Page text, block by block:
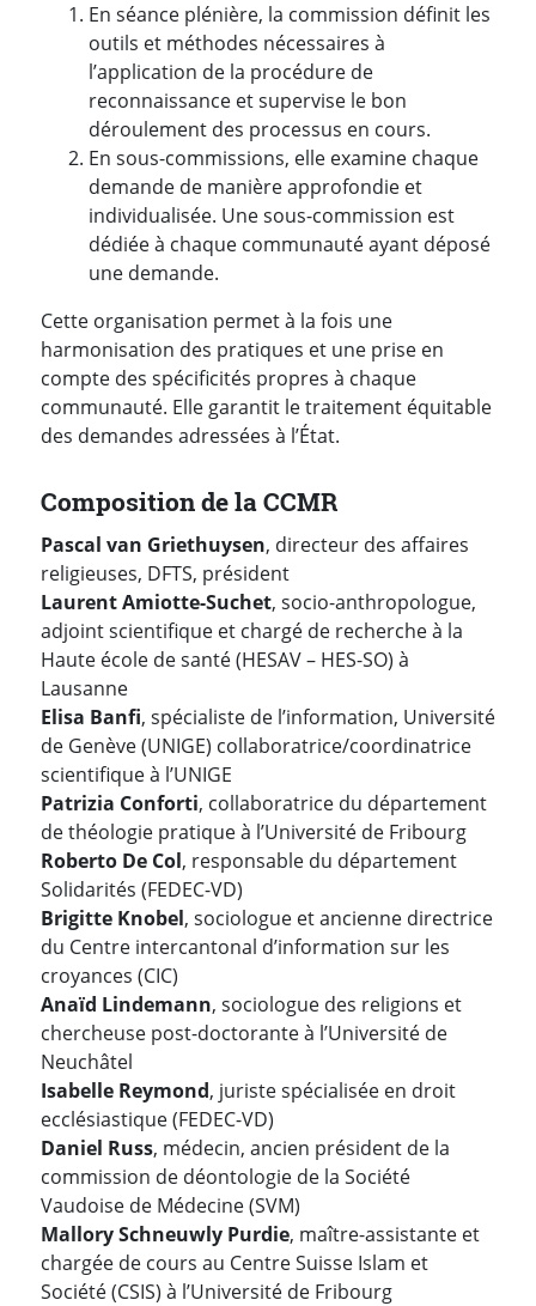
En séance plénière, la commission définit les
outils et méthodes nécessaires à
l’application de la procédure de
reconnaissance et supervise le bon
déroulement des processus en cours.
En sous-commissions, elle examine chaque
demande de manière approfondie et
individualisée. Une sous-commission est
dédiée à chaque communauté ayant déposé
une demande.
Cette organisation permet à la fois une
harmonisation des pratiques et une prise en
compte des spécificités propres à chaque
communauté. Elle garantit le traitement équitable
des demandes adressées à l’État.
Composition de la CCMR
Pascal van Griethuysen, directeur des affaires
religieuses, DFTS, président
Laurent Amiotte-Suchet, socio-anthropologue,
adjoint scientifique et chargé de recherche à la
Haute école de santé (HESAV – HES-SO) à
Lausanne
Elisa Banfi, spécialiste de l’information, Université
de Genève (UNIGE) collaboratrice/coordinatrice
scientifique à l’UNIGE
Patrizia Conforti, collaboratrice du département
de théologie pratique à l’Université de Fribourg
Roberto De Col, responsable du département
Solidarités (FEDEC-VD)
Brigitte Knobel, sociologue et ancienne directrice
du Centre intercantonal d’information sur les
croyances (CIC)
Anaïd Lindemann, sociologue des religions et
chercheuse post-doctorante à l’Université de
Neuchâtel
Isabelle Reymond, juriste spécialisée en droit
ecclésiastique (FEDEC-VD)
Daniel Russ, médecin, ancien président de la
commission de déontologie de la Société
Vaudoise de Médecine (SVM)
Mallory Schneuwly Purdie, maître-assistante et
chargée de cours au Centre Suisse Islam et
Société (CSIS) à l’Université de Fribourg